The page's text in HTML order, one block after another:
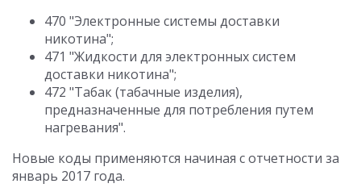
470 "Электронные системы доставки
никотина";
471 "Жидкости для электронных систем
доставки никотина";
472 "Табак (табачные изделия),
предназначенные для потребления путем
нагревания".
Новые коды применяются начиная с отчетности за
январь 2017 года.